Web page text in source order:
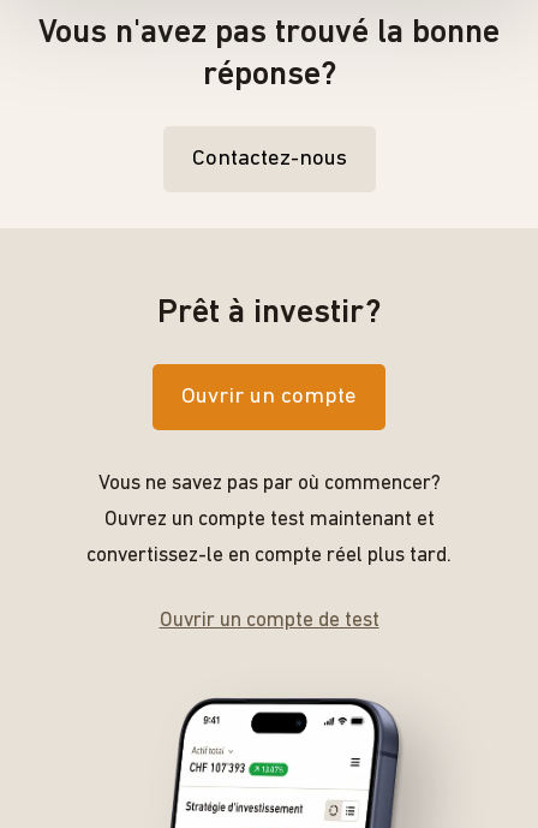
Vous n'avez pas trouvé la bonne
réponse?
Contactez-nous
Prêt à investir?
Ouvrir un compte
Vous ne savez pas par où commencer?
Ouvrez un compte test maintenant et
convertissez-le en compte réel plus tard.
Ouvrir un compte de test